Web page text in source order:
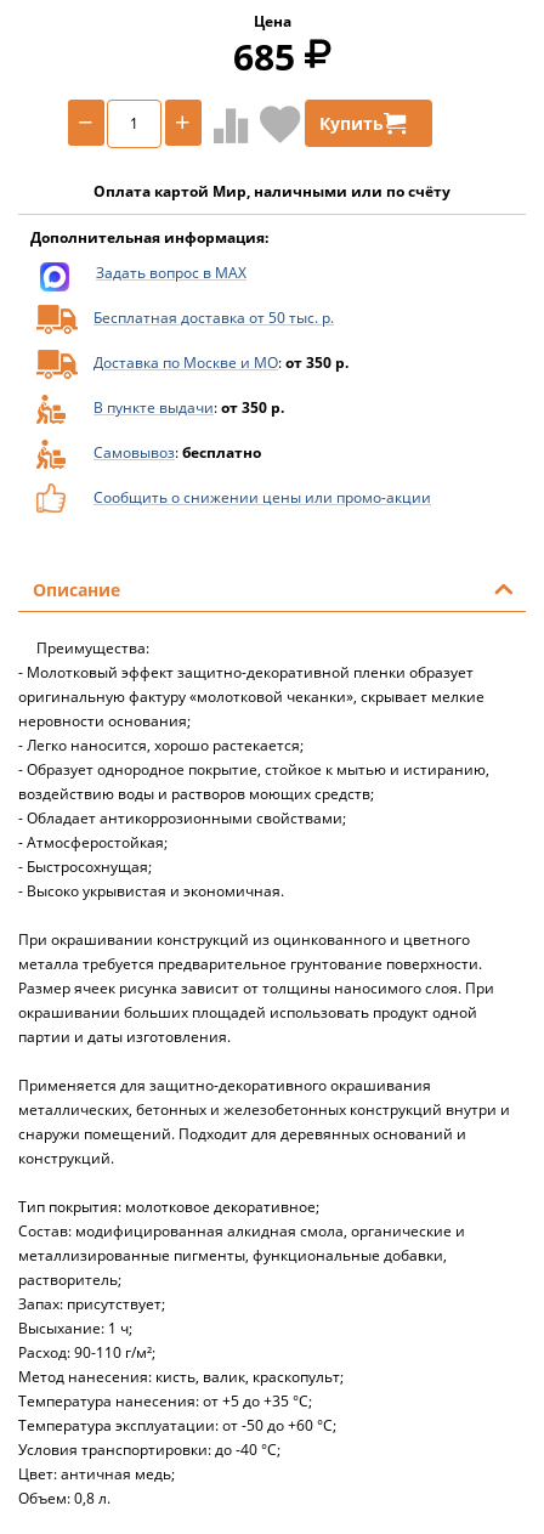
Цена
685
+
− Купить
Оплата картой Мир, наличными или по счёту
Дополнительная информация:
Задать вопрос в MAX
Бесплатная доставка от 50 тыс. р.
Доставка по Москве и МО:от 350 р.
В пункте выдачи:от 350 р.
Самовывоз:бесплатно
Сообщить о снижении цены или промо-акции
Описание
Преимущества:
- Молотковый эффект защитно-декоративной пленки образует
оригинальную фактуру «молотковой чеканки», скрывает мелкие
неровности основания;
- Легко наносится, хорошо растекается;
- Образует однородное покрытие, стойкое к мытью и истиранию,
воздействию воды и растворов моющих средств;
- Обладает антикоррозионными свойствами;
- Атмосферостойкая;
- Быстросохнущая;
- Высоко укрывистая и экономичная.
При окрашивании конструкций из оцинкованного и цветного
металла требуется предварительное грунтование поверхности.
Размер ячеек рисунка зависит от толщины наносимого слоя. При
окрашивании больших площадей использовать продукт одной
партии и даты изготовления.
Применяется для защитно-декоративного окрашивания
металлических, бетонных и железобетонных конструкций внутри и
снаружи помещений. Подходит для деревянных оснований и
конструкций.
Тип покрытия: молотковое декоративное;
Состав: модифицированная алкидная смола, органические и
металлизированные пигменты, функциональные добавки,
растворитель;
Запах: присутствует;
Высыхание: 1 ч;
Расход: 90-110 г/м²;
Метод нанесения: кисть, валик, краскопульт;
Температура нанесения: от +5 до +35 °C;
Температура эксплуатации: от -50 до +60 °C;
Условия транспортировки: до -40 °C;
Цвет: античная медь;
Объем: 0,8 л.